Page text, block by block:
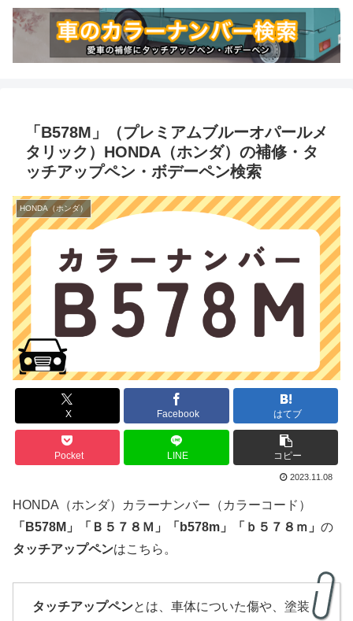
「B578M」（プレミアムブルーオパールメ
タリック）HONDA（ホンダ）の補修・タ
ッチアップペン・ボデーペン検索
HONDA（ホンダ）
X Facebook はてブ
Pocket LINE コピー
2023.11.08
HONDA（ホンダ）カラーナンバー（カラーコード）
「 B578M 」 「 Ｂ５７８Ｍ」「b578m」「ｂ５７８ｍ」 の
タッチアップペンはこちら。
タッチアップペンとは、車体についた傷や、塗装